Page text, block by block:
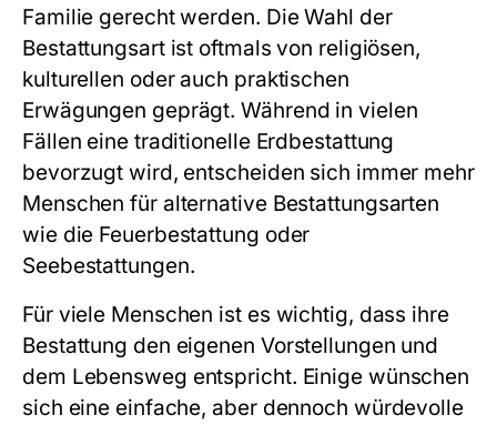
Familie gerecht werden. Die Wahl der
Bestattungsart ist oftmals von religiösen,
kulturellen oder auch praktischen
Erwägungen geprägt. Während in vielen
Fällen eine traditionelle Erdbestattung
bevorzugt wird, entscheiden sich immer mehr
Menschen für alternative Bestattungsarten
wie die Feuerbestattung oder
Seebestattungen.
Für viele Menschen ist es wichtig, dass ihre
Bestattung den eigenen Vorstellungen und
dem Lebensweg entspricht. Einige wünschen
sich eine einfache, aber dennoch würdevolle